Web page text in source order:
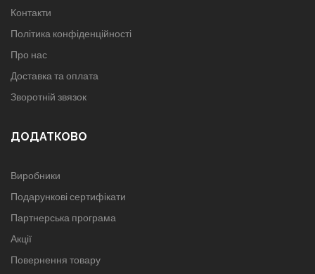
Контакти
Політика конфіденційності
Про нас
Доставка та оплата
Зворотній звязок
ДОДАТКОВО
Виробники
Подарункові сертифікати
Партнерська програма
Акції
Повернення товару